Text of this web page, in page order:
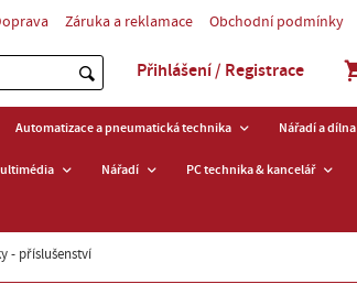
Záruka a reklamace Obchodní podmínky
Přihlášení / Registrace
Automatizace a pneumatická technika Nářadí a dílna
Nářadí PC technika & kancelář
- příslušenství